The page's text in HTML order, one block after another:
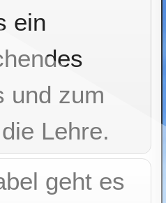
ein
und zum
Lehre.
geht es